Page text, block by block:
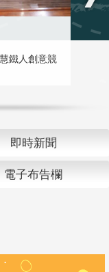
鐵人創意競
即時新聞
電子布告欄